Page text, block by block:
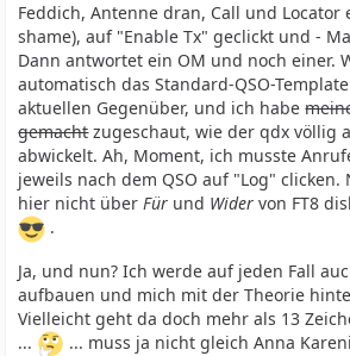
Feddich, Antenne dran, Call und Locator
shame), auf "Enable Tx" geclickt und -
Dann antwortet ein OM und noch einer.
automatisch das Standard-QSO-
aktuellen Gegenüber, und ich habe
gemachtzugeschaut, wie der qdx völlig
abwickelt. Ah, Moment, ich musste
jeweils nach dem QSO auf "Log" clicken.
hier nicht überFür und Wider von FT8
.
Ja, und nun? Ich werde auf jeden Fall
aufbauen und mich mit der Theorie
Vielleicht geht da doch mehr als 13
...
... muss ja nicht gleich Anna